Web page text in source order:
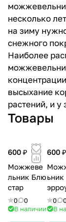
несколько
на зиму
снежного
Наиболее
высыхание
растений, и у
Товары
600 ₽
Можжеве
льник Блю
стар
0
0
В наличии
600 ₽
0
В